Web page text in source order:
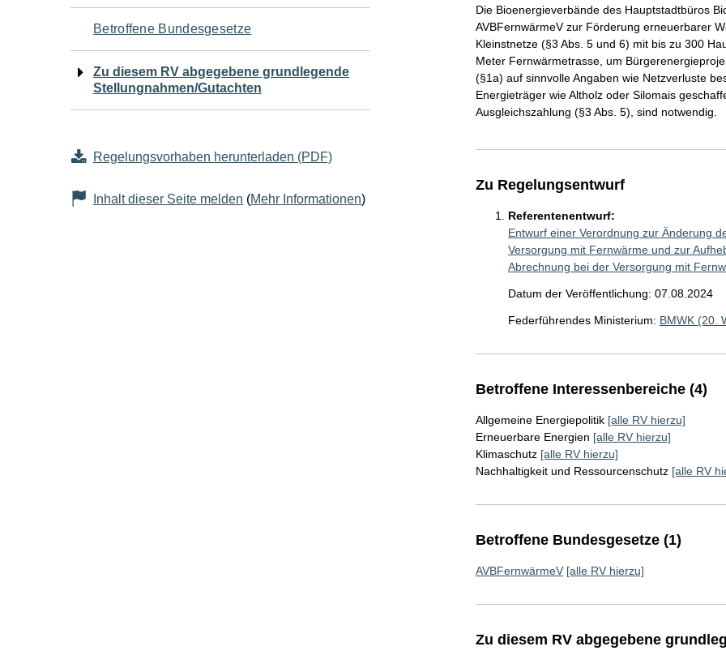
Seiteninhalt
Betroffene Bundesgesetze
Zu diesem RV abgegebene grundlegende
Stellungnahmen/Gutachten
Regelungsvorhaben herunterladen (PDF)
Inhalt dieser Seite melden (Mehr Informationen)
Die Bioenergieverbände des Hauptstadtbüros
AVBFernwärmeV zur Förderung erneuerbarer
Kleinstnetze (§3 Abs. 5 und 6) mit bis zu 300
Meter Fernwärmetrasse, um
(§1a) auf sinnvolle Angaben wie Netzverluste
Energieträger wie Altholz oder Silomais
Ausgleichszahlung (§3 Abs. 5), sind notwendig.
Zu Regelungsentwurf
Referentenentwurf:
Entwurf einer Verordnung zur Änderung
Versorgung mit Fernwärme und zur
Abrechnung bei der Versorgung mit
Datum der Veröffentlichung: 07.08.2024
Federführendes Ministerium: BMWK (20.
Betroffene Interessenbereiche (4)
Allgemeine Energiepolitik [alle RV hierzu]
Erneuerbare Energien [alle RV hierzu]
Klimaschutz [alle RV hierzu]
Nachhaltigkeit und Ressourcenschutz [alle RV
Betroffene Bundesgesetze (1)
AVBFernwärmeV [alle RV hierzu]
Zu diesem RV abgegebene